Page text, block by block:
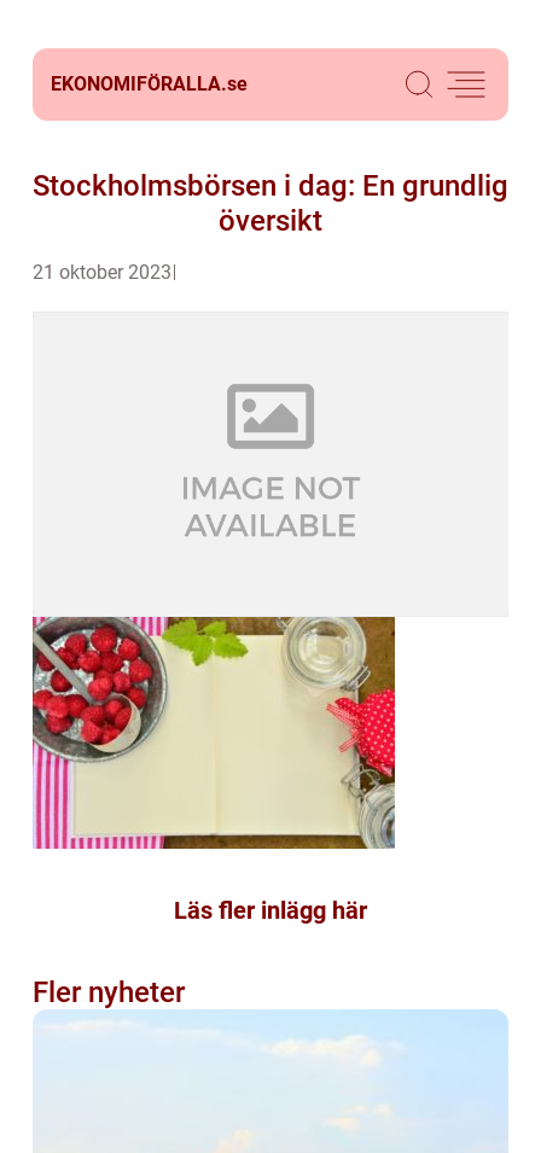
EKONOMIFÖRALLA.se
Stockholmsbörsen i dag: En grundlig
översikt
21 oktober 2023
Läs fler inlägg här
Fler nyheter